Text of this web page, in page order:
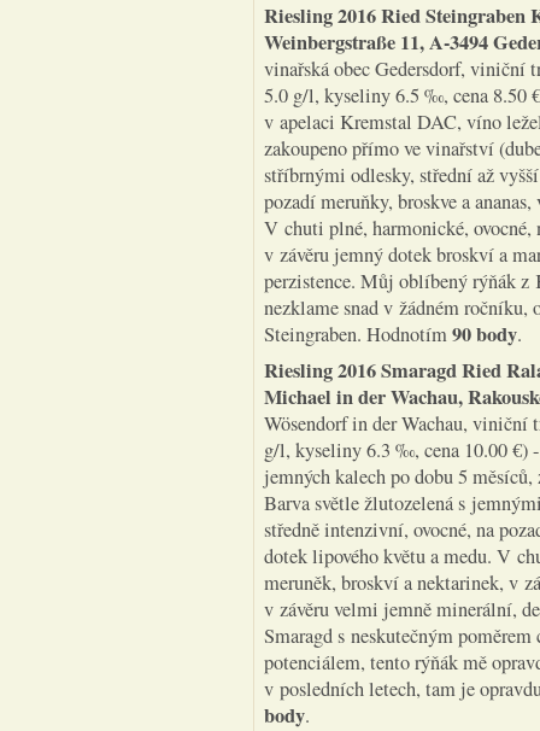
Riesling 2016 Ried
Weinbergstraße 11, A-3494
vinařská obec Gedersdorf, viniční
5.0 g/l, kyseliny 6.5 ‰, cena 8.50
v apelaci Kremstal DAC, víno
zakoupeno přímo ve vinařství
stříbrnými odlesky, střední až
pozadí meruňky, broskve a
V chuti plné, harmonické,
v závěru jemný dotek broskví a
perzistence. Můj oblíbený rýňák z
nezklame snad v žádném
Steingraben. Hodnotím90 body.
Riesling 2016 Smaragd Ried
Michael in der Wachau,
Wösendorf in der Wachau, viniční
g/l, kyseliny 6.3 ‰, cena 10.00 €)
jemných kalech po dobu 5
Barva světle žlutozelená s
středně intenzivní, ovocné, na
dotek lipového květu a medu. V
meruněk, broskví a nektarinek, v
v závěru velmi jemně minerální,
Smaragd s neskutečným
potenciálem, tento rýňák mě
v posledních letech, tam je
body.